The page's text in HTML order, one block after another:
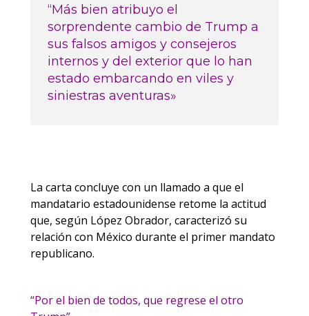
“Más bien atribuyo el
sorprendente cambio de Trump a
sus falsos amigos y consejeros
internos y del exterior que lo han
estado embarcando en viles y
siniestras aventuras»
La carta concluye con un llamado a que el
mandatario estadounidense retome la actitud
que, según López Obrador, caracterizó su
relación con México durante el primer mandato
republicano.
“Por el bien de todos, que regrese el otro